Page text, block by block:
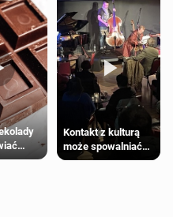
Kontakt z kulturą
może spowalniać
starzenie